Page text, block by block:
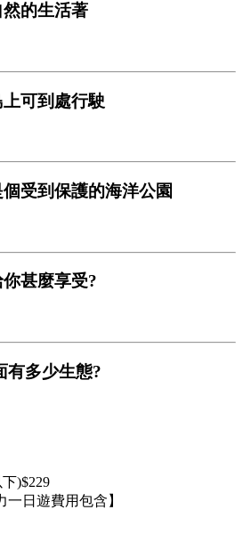
的生活著
可到處行駛
受到保護的海洋公園
甚麼享受?
有多少生態?
下)$229
一日遊費用包含】